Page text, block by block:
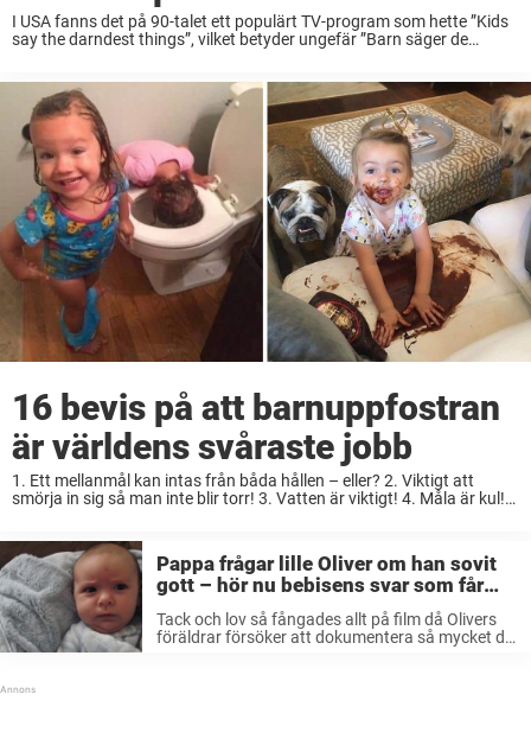
I USA fanns det på 90-talet ett populärt TV-program som hette ”Kids
say the darndest things”, vilket betyder ungefär ”Barn säger de
16 bevis på att barnuppfostran
är världens svåraste jobb
1. Ett mellanmål kan intas från båda hållen – eller? 2. Viktigt att
smörja in sig så man inte blir torr! 3. Vatten är viktigt! 4. Måla är kul!
Pappa frågar lille Oliver om han sovit
gott – hör nu bebisens svar som får
nätet att skratta
Tack och lov så fångades allt på film då Olivers
föräldrar försöker att dokumentera så mycket de